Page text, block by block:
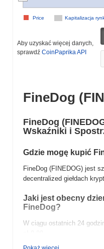
Kapitalizacja
Price
Aby uzyskać więcej danych,
sprawdź CoinPaprika API
FineDog
FineDog
Wskaźniki i
Gdzie mogę kupić
FineDog (FINEDOG) jest
decentralized giełdach
Jaki jest obecny
FineDog?
W ciągu ostatnich 24